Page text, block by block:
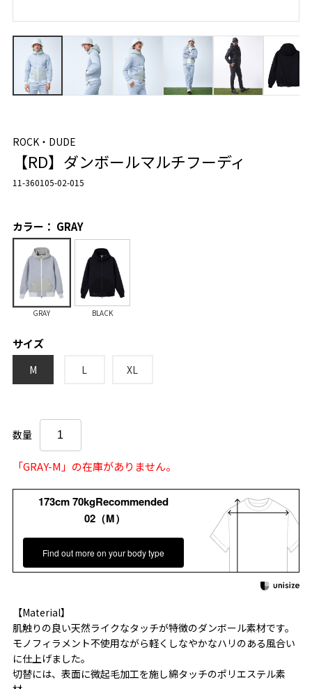
ROCK・DUDE
【RD】ダンボールマルチフーディ
11-360105-02-015
カラー： GRAY
GRAY BLACK
サイズ
M L XL
数量
「GRAY-M」の在庫がありません。
173cm 70kgRecommended
02（M）
Find out more on your body type
【Material】
肌触りの良い天然ライクなタッチが特徴のダンボール素材です。
モノフィラメント不使用ながら軽くしなやかなハリのある風合い
に仕上げました。
切替には、表面に微起毛加工を施し綿タッチのポリエステル素